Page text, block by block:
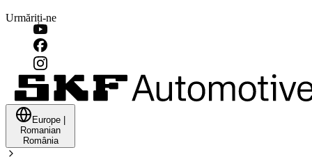
Urmăriți-ne
Europe
Romanian
România